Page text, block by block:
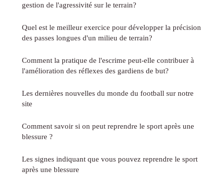
gestion de l'agressivité sur le terrain?
Quel est le meilleur exercice pour développer la précision
des passes longues d'un milieu de terrain?
Comment la pratique de l'escrime peut-elle contribuer à
l'amélioration des réflexes des gardiens de but?
Les dernières nouvelles du monde du football sur notre
site
Comment savoir si on peut reprendre le sport après une
blessure ?
Les signes indiquant que vous pouvez reprendre le sport
après une blessure